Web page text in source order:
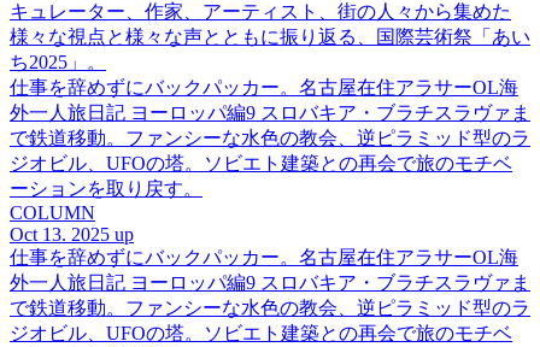
キュレーター、作家、アーティスト、街の人々から集めた
様々な視点と様々な声とともに振り返る、国際芸術祭「あい
ち2025」。
仕事を辞めずにバックパッカー。名古屋在住アラサーOL海
外一人旅日記 ヨーロッパ編9 スロバキア・ブラチスラヴァま
で鉄道移動。ファンシーな水色の教会、逆ピラミッド型のラ
ジオビル、UFOの塔。ソビエト建築との再会で旅のモチベ
ーションを取り戻す。
COLUMN
Oct 13. 2025 up
仕事を辞めずにバックパッカー。名古屋在住アラサーOL海
外一人旅日記 ヨーロッパ編9 スロバキア・ブラチスラヴァま
で鉄道移動。ファンシーな水色の教会、逆ピラミッド型のラ
ジオビル、UFOの塔。ソビエト建築との再会で旅のモチベ